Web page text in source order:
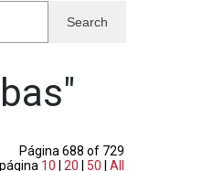
"
Página 688 of 729
10 |20 50 |All